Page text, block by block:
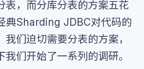
表，而分库分表的方案五花
典Sharding JDBC对代码的
我们迫切需要分表的方案，
我们开始了一系列的调研。